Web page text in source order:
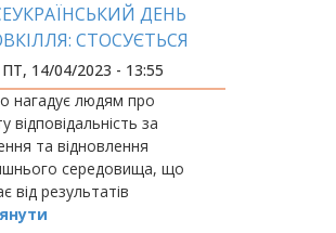
ДЕНЬ
СТОСУЄТЬСЯ
КОЖНОГО
ПТ, 14/04/2023 - 13:55
нагадує людям про
відповідальність за
та відновлення
середовища, що
від результатів
людини.